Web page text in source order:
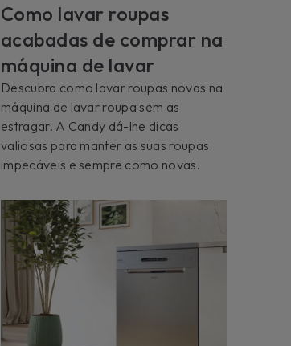
Como lavar roupas
acabadas de comprar na
máquina de lavar
Descubra como lavar roupas novas na
máquina de lavar roupa sem as
estragar. A Candy dá-lhe dicas
valiosas para manter as suas roupas
impecáveis e sempre como novas.